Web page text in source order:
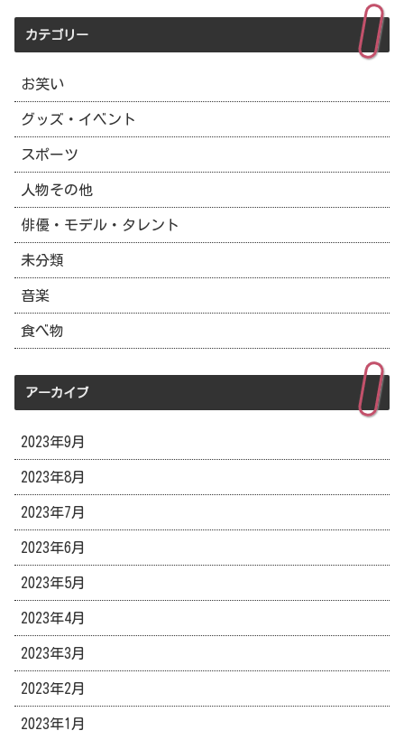
カテゴリー
お笑い
グッズ・イベント
スポーツ
人物その他
俳優・モデル・タレント
未分類
音楽
食べ物
アーカイブ
2023年9月
2023年8月
2023年7月
2023年6月
2023年5月
2023年4月
2023年3月
2023年2月
2023年1月